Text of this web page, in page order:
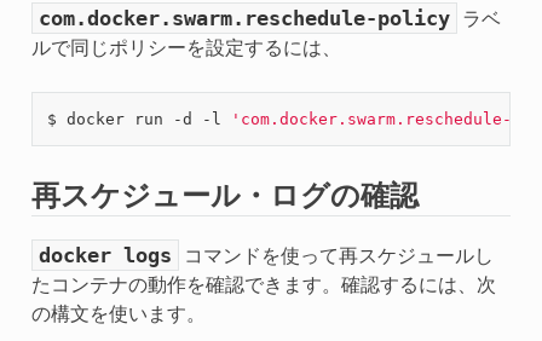
com.docker.swarm.reschedule-policy
ラベ
ルで同じポリシーを設定するには、
$ docker run -d -l 'com.docker.swarm.reschedule-
再スケジュール・ログの確認
docker logs
コマンドを使って再スケジュールし
たコンテナの動作を確認できます。確認するには、次
の構文を使います。